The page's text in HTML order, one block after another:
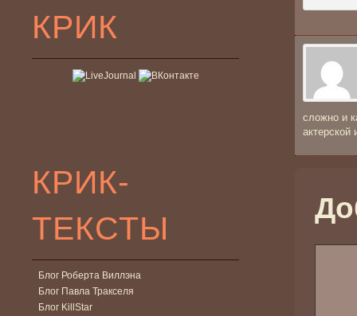
КРИК
КРИК-
ТЕКСТЫ
Блог Роберта Виллэна
Блог Павла Тракселя
Блог KillStar
сложно и
актерской